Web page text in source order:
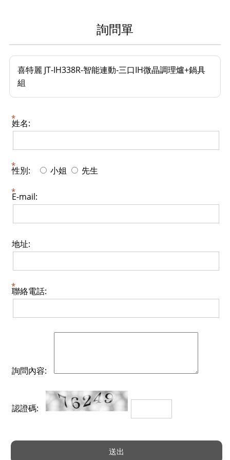
詢問單
喜特麗 JT-IH338R-智能連動-三口IH微晶調理爐+鍋具
組
姓名:
性別: 小姐 先生
E-mail:
地址:
聯絡電話:
詢問內容:
認證碼: